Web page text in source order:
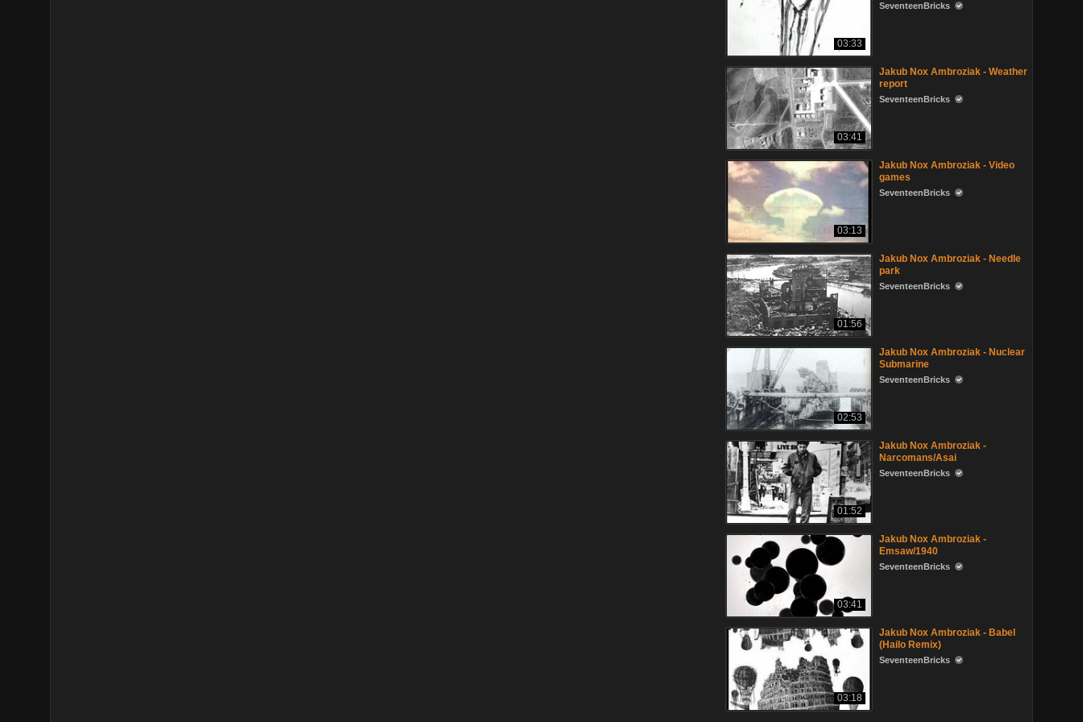
03:33
SeventeenBricks
03:41
Jakub Nox Ambroziak - Weather
report
SeventeenBricks
03:13
Jakub Nox Ambroziak - Video
games
SeventeenBricks
01:56
Jakub Nox Ambroziak - Needle
park
SeventeenBricks
02:53
Jakub Nox Ambroziak - Nuclear
Submarine
SeventeenBricks
01:52
Jakub Nox Ambroziak -
Narcomans/Asai
SeventeenBricks
03:41
Jakub Nox Ambroziak -
Emsaw/1940
SeventeenBricks
03:18
Jakub Nox Ambroziak - Babel
(Hailo Remix)
SeventeenBricks